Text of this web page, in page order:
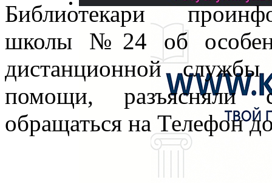
Библиотекари
школы №24 об
дистанционной службы
помощи, разъясняли
обращаться на Телефон